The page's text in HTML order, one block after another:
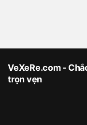
VeXeRe.com -
trọn vẹn